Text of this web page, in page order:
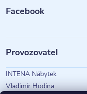
Facebook
Provozovatel
INTENA Nábytek
Vladimír Hodina